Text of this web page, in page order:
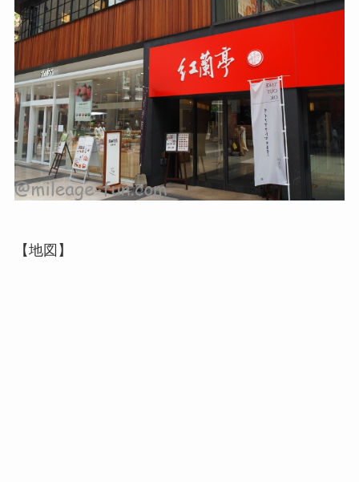
【地図】